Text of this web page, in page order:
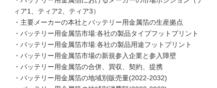
ィア1、ティア2、ティア3）
・主要メーカーの本社とバッテリー用金属箔の生産拠点
・バッテリー用金属箔市場:各社の製品タイプフットプリント
・バッテリー用金属箔市場:各社の製品用途フットプリント
・バッテリー用金属箔市場の新規参入企業と参入障壁
・バッテリー用金属箔の合併、買収、契約、提携
・バッテリー用金属箔の地域別販売量(2022-2032)